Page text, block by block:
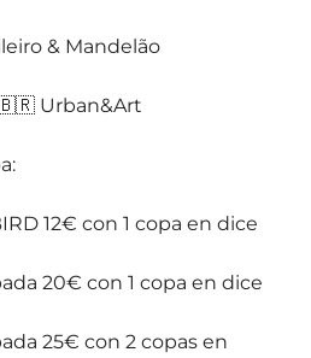
& Mandelão
🇧🇷 Urban&Art
12€ con 1 copa en dice
20€ con 1 copa en dice
25€ con 2 copas en